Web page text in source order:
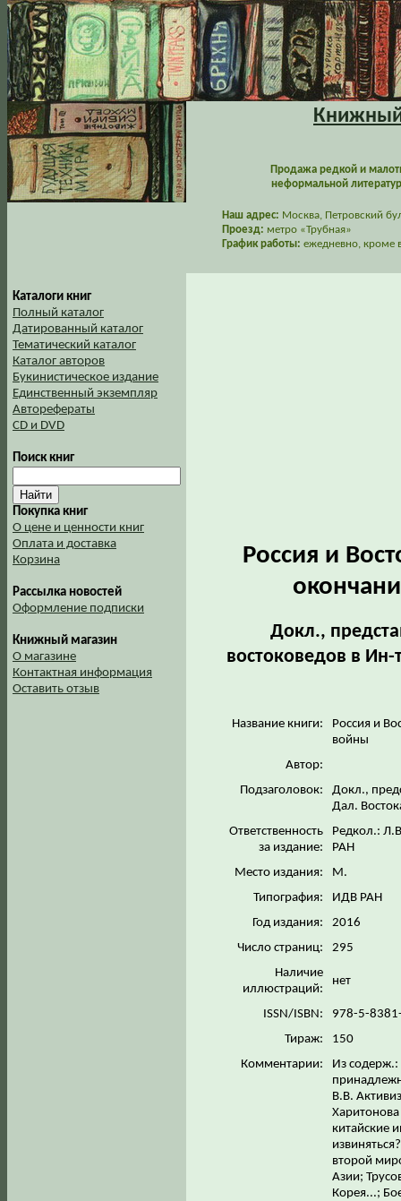
Книжный
Продажа редкой и
неформальной
Наш адрес: Москва, Петровский
Проезд: метро «Трубная»
График работы: ежедневно, кроме
Каталоги книг
Полный каталог
Датированный каталог
Тематический каталог
Каталог авторов
Букинистическое издание
Единственный экземпляр
Авторефераты
CD и DVD
Поиск книг
Покупка книг
О цене и ценности книг
Оплата и доставка
Корзина
Рассылка новостей
Оформление подписки
Книжный магазин
О магазине
Контактная информация
Оставить отзыв
Россия и
Докл.,
востоковедов в
Название книги:
Россия и
войны
Автор:
Подзаголовок:
Докл.,
Дал.
Ответственность
за издание:
Редкол.:
РАН
Место издания:
М.
Типография:
ИДВ РАН
Год издания:
2016
Число страниц:
295
Наличие
иллюстраций:
нет
ISSN/ISBN:
978-5-
Тираж:
150
Комментарии:
Из
В.В.
китайские
второй
Азии;
Корея...;